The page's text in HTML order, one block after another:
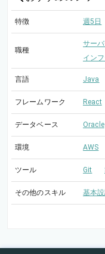
特徴 週5日
職種
サー
イン
言語 Java
フレームワーク React
データベース Oracle
環境 AWS
ツール Git
その他のスキル 基本